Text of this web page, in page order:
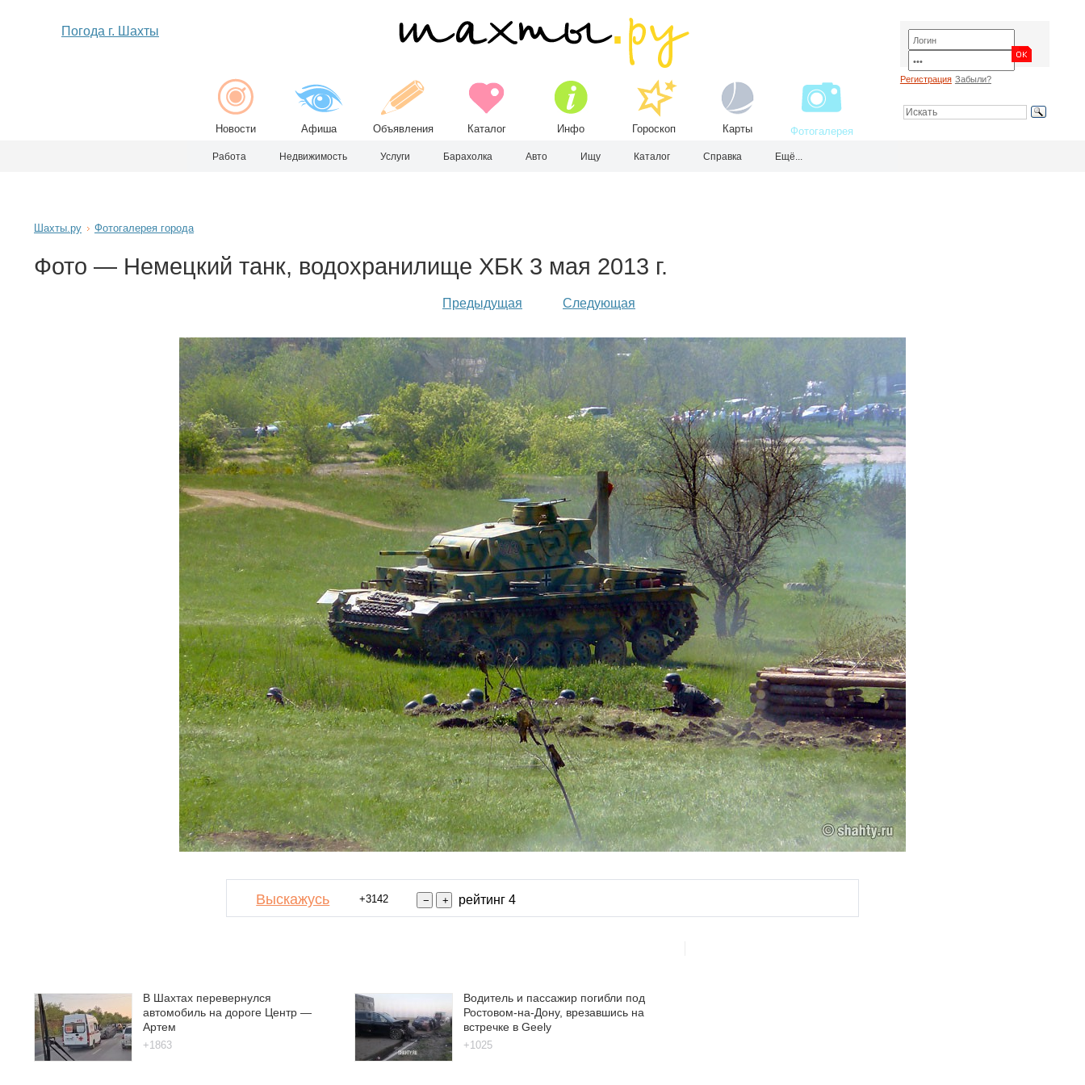
Погода г. Шахты
Новости Афиша Объявления Каталог Инфо Гороскоп Карты Фотогалерея
Регистрация Забыли?
Работа Недвижимость Услуги Барахолка Авто Ищу Каталог Справка Ещё...
Шахты.ру Фотогалерея города
Фото — Немецкий танк, водохранилище ХБК 3 мая 2013 г.
Предыдущая Следующая
Выскажусь +3142 рейтинг 4
В Шахтах перевернулся
автомобиль на дороге Центр —
Артем
+1863
Водитель и пассажир погибли под
Ростовом-на-Дону, врезавшись на
встречке в Geely
+1025